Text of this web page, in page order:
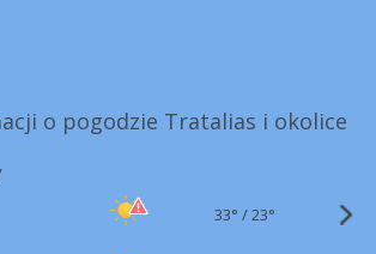
o pogodzie Tratalias i okolice
33° /23°